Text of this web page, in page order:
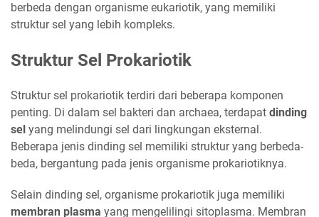
berbeda dengan organisme eukariotik, yang memiliki
struktur sel yang lebih kompleks.
Struktur Sel Prokariotik
Struktur sel prokariotik terdiri dari beberapa komponen
penting. Di dalam sel bakteri dan archaea, terdapat dinding
sel yang melindungi sel dari lingkungan eksternal.
Beberapa jenis dinding sel memiliki struktur yang berbeda-
beda, bergantung pada jenis organisme prokariotiknya.
Selain dinding sel, organisme prokariotik juga memiliki
membran plasma yang mengelilingi sitoplasma. Membran